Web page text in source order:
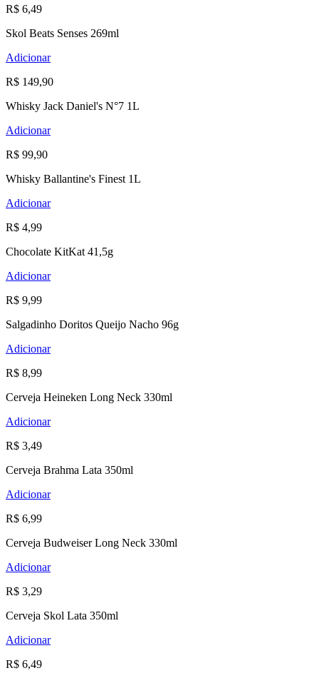
R$ 6,49
Skol Beats Senses 269ml
Adicionar
R$ 149,90
Whisky Jack Daniel's N°7 1L
Adicionar
R$ 99,90
Whisky Ballantine's Finest 1L
Adicionar
R$ 4,99
Chocolate KitKat 41,5g
Adicionar
R$ 9,99
Salgadinho Doritos Queijo Nacho 96g
Adicionar
R$ 8,99
Cerveja Heineken Long Neck 330ml
Adicionar
R$ 3,49
Cerveja Brahma Lata 350ml
Adicionar
R$ 6,99
Cerveja Budweiser Long Neck 330ml
Adicionar
R$ 3,29
Cerveja Skol Lata 350ml
Adicionar
R$ 6,49